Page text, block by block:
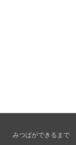
みつばができるまで